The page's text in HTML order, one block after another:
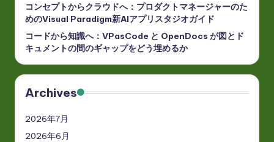
コンセプトからクラウドへ：プロダクトマネージャーのた
めのVisual Paradigm新AIアプリスタジオガイド
コードから知識へ：VPasCode と OpenDocs が図とド
キュメントの間のギャップをどう埋めるか
Archives
2026年7月
2026年6月